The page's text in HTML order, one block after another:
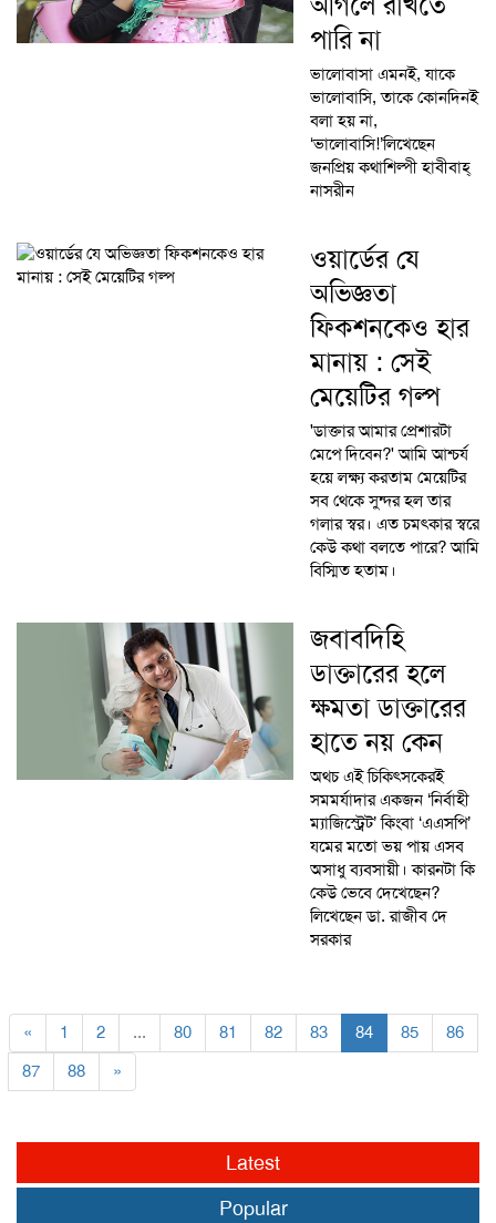
পা‌রি না
ভা‌লোবাসা এমনই, যা‌কে
ভা‌লোবা‌সি, তা‌কে কো‌নদিনই
বলা হয় না,
‘ভা‌লোবা‌সি!’লিখেছেন
জনপ্রিয় কথাশিল্পী হাবীবাহ্
নাসরীন
ওয়ার্ডের যে
অভিজ্ঞতা
ফিকশনকেও হার
মানায় : সেই
মেয়েটির গল্প
'ডাক্তার আমার প্রেশারটা
মেপে দিবেন?' আমি আশ্চর্য
হয়ে লক্ষ্য করতাম মেয়েটির
সব থেকে সুন্দর হল তার
গলার স্বর। এত চমৎকার স্বরে
কেউ কথা বলতে পারে? আমি
বিস্মিত হতাম।
জবাবদিহি
ডাক্তারের হলে
ক্ষমতা ডাক্তারের
হাতে নয় কেন
অথচ এই চিকিৎসকেরই
সমমর্যাদার একজন ‘নির্বাহী
ম্যাজিস্ট্রেট’ কিংবা ‘এএসপি’
যমের মতো ভয় পায় এসব
অসাধু ব্যবসায়ী। কারনটা কি
কেউ ভেবে দেখেছেন?
লিখেছেন ডা. রাজীব দে
সরকার
« 1 2 ... 80 81 82 83 84 85
86
87
88 »
Latest
Popular